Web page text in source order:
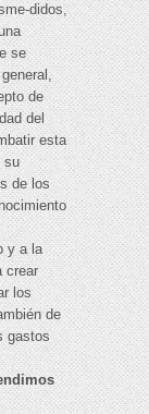
didos,
se
de
del
esta
su
de los
y a la
crear
los
de
gastos